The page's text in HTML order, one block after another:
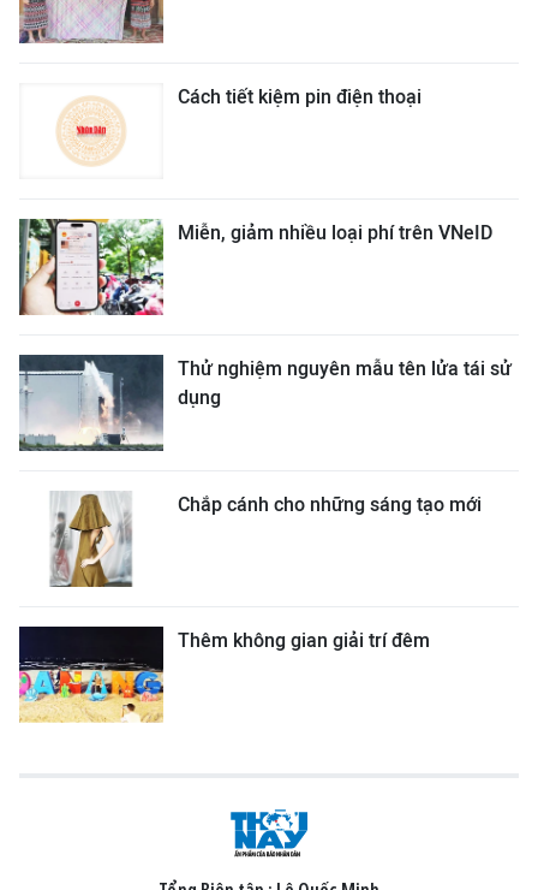
Cách tiết kiệm pin điện thoại
Miễn, giảm nhiều loại phí trên VNeID
Thử nghiệm nguyên mẫu tên lửa tái sử
dụng
Chắp cánh cho những sáng tạo mới
Thêm không gian giải trí đêm